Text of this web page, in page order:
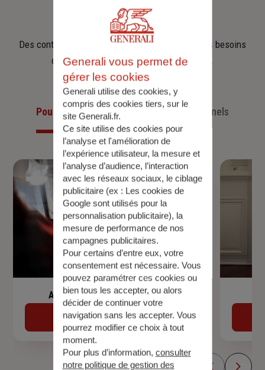
d'épargne
Des contrats clairs et flexibles pour sécuriser vos besoins
d’aujourd’hui et anticiper ceux de demain.
Pour les particuliers Pour les professionnels
Assurance de prêt immobilier
Découvrir
Generali vous permet de
gérer les cookies
Generali utilise des cookies, y
compris des cookies tiers, sur le
site Generali.fr.
Ce site utilise des cookies pour
l’analyse et l'amélioration de
l’expérience utilisateur, la mesure et
l’analyse d’audience, l’interaction
avec les réseaux sociaux, le ciblage
publicitaire (ex : Les cookies de
Google sont utilisés pour la
personnalisation publicitaire), la
mesure de performance de nos
campagnes publicitaires.
Pour certains d’entre eux, votre
consentement est nécessaire. Vous
pouvez paramétrer ces cookies ou
bien tous les accepter, ou alors
décider de continuer votre
navigation sans les accepter. Vous
pourrez modifier ce choix à tout
moment.
Pour plus d’information, consulter
notre politique de gestion des